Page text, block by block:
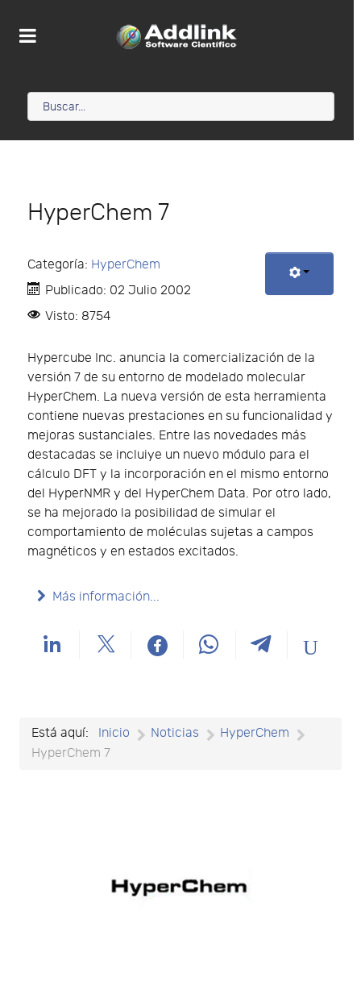
HyperChem 7
Categoría: HyperChem
Publicado: 02 Julio 2002
Visto: 8754
Hypercube Inc. anuncia la comercialización de la
versión 7 de su entorno de modelado molecular
HyperChem. La nueva versión de esta herramienta
contiene nuevas prestaciones en su funcionalidad y
mejoras sustanciales. Entre las novedades más
destacadas se incluiye un nuevo módulo para el
cálculo DFT y la incorporación en el mismo entorno
del HyperNMR y del HyperChem Data. Por otro lado,
se ha mejorado la posibilidad de simular el
comportamiento de moléculas sujetas a campos
magnéticos y en estados excitados.
Más información...
Está aquí: Inicio Noticias
HyperChem
HyperChem 7